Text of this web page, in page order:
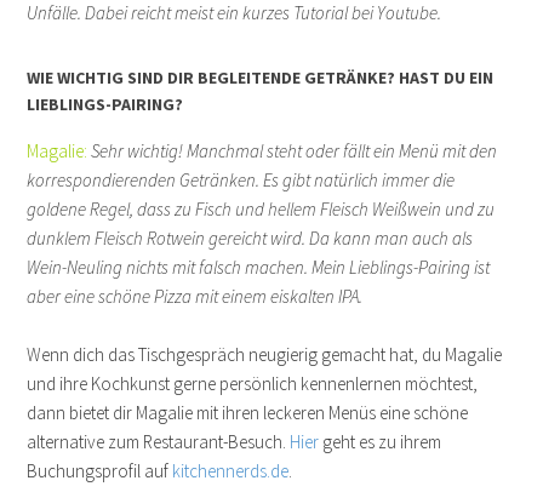
Unfälle. Dabei reicht meist ein kurzes Tutorial bei Youtube.
WIE WICHTIG SIND DIR BEGLEITENDE GETRÄNKE? HAST DU EIN
LIEBLINGS-PAIRING?
Magalie:Sehr wichtig! Manchmal steht oder fällt ein Menü mit den
korrespondierenden Getränken. Es gibt natürlich immer die
goldene Regel, dass zu Fisch und hellem Fleisch Weißwein und zu
dunklem Fleisch Rotwein gereicht wird. Da kann man auch als
Wein-Neuling nichts mit falsch machen. Mein Lieblings-Pairing ist
aber eine schöne Pizza mit einem eiskalten IPA.
Wenn dich das Tischgespräch neugierig gemacht hat, du Magalie
und ihre Kochkunst gerne persönlich kennenlernen möchtest,
dann bietet dir Magalie mit ihren leckeren Menüs eine schöne
alternative zum Restaurant-Besuch. Hier geht es zu ihrem
Buchungsprofil auf kitchennerds.de.